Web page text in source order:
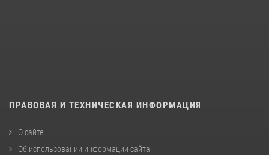
ПРАВОВАЯ И ТЕХНИЧЕСКАЯ ИНФОРМАЦИЯ
О сайте
Об использовании информации сайта